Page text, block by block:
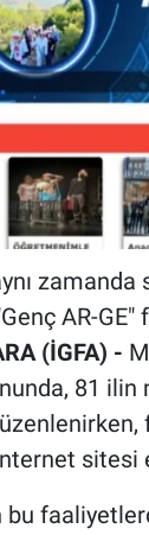
zamanda
AR-GE"
(İGFA) -
81
sitesi